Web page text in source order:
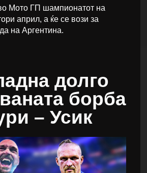
Мото ГП шампионатот на
април, а ќе се вози за
на Аргентина.
долго
борба
– Усик